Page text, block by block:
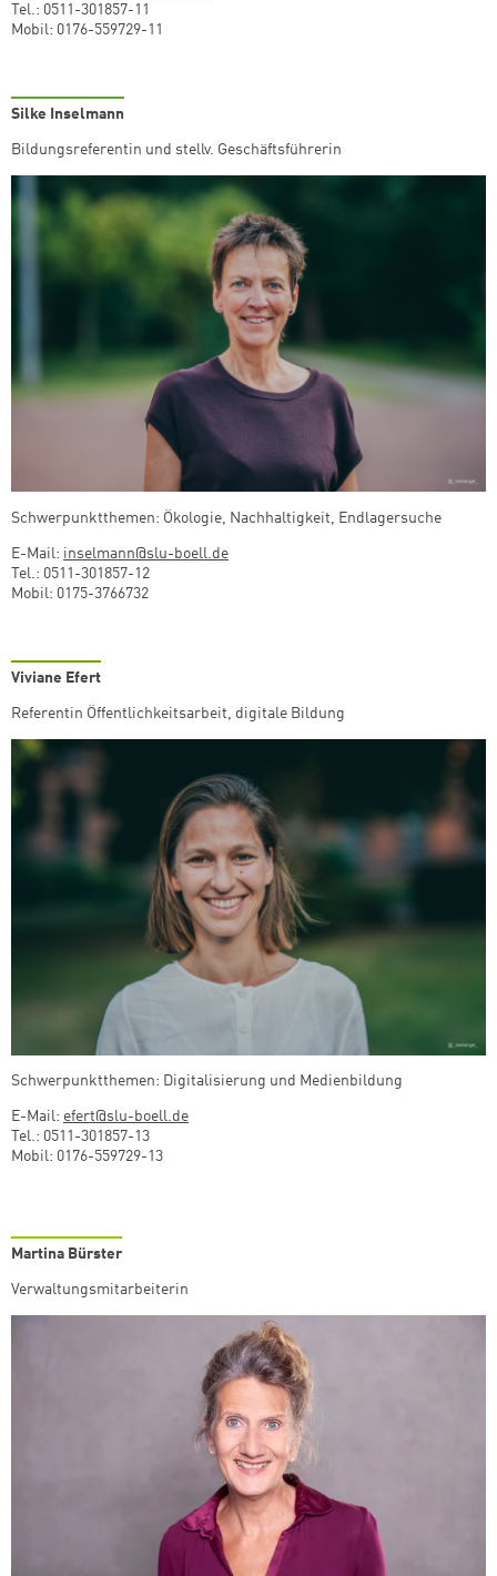
Tel.: 0511-301857-11
Mobil: 0176-559729-11
Silke Inselmann
Bildungsreferentin und stellv. Geschäftsführerin
Schwerpunktthemen: Ökologie, Nachhaltigkeit, Endlagersuche
E-Mail: inselmann@slu-boell.de
Tel.: 0511-301857-12
Mobil: 0175-3766732
Viviane Efert
Referentin Öffentlichkeitsarbeit, digitale Bildung
Schwerpunktthemen: Digitalisierung und Medienbildung
E-Mail: efert@slu-boell.de
Tel.: 0511-301857-13
Mobil: 0176-559729-13
Martina Bürster
Verwaltungsmitarbeiterin